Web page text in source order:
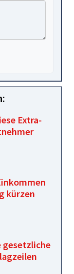
Extra-
kürzen
gesetzliche